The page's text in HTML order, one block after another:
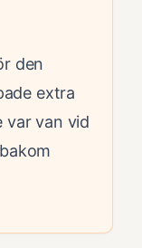
den
extra
var van vid